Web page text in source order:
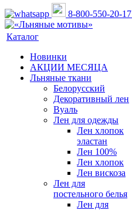
8-800-550-20-17
Каталог
Новинки
АКЦИИ МЕСЯЦА
Льняные ткани
Белорусский
Декоративный лен
Вуаль
Лен для одежды
Лен хлопок
эластан
Лен 100%
Лен хлопок
Лен вискоза
Лен для
постельного белья
Лен для